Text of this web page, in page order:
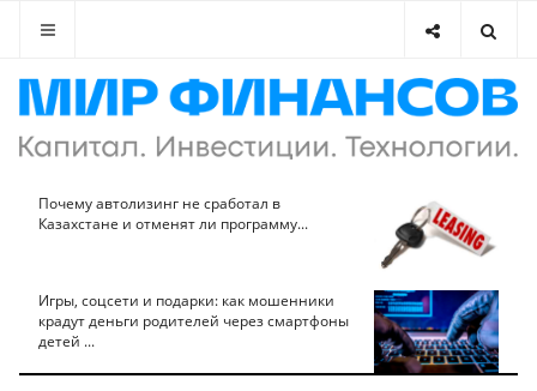
Почему автолизинг не сработал в
Казахстане и отменят ли программу...
Игры, соцсети и подарки: как мошенники
крадут деньги родителей через смартфоны
детей ...